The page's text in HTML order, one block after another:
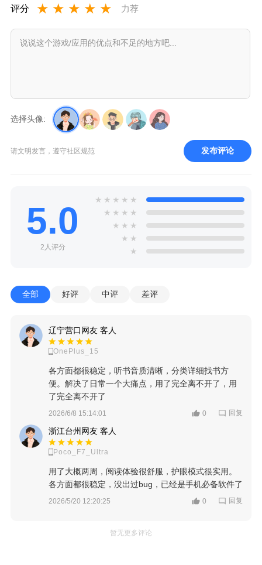
评分 ★ ★ ★ ★ ★ 力荐
选择头像:
请文明发言，遵守社区规范 发布评论
5.0
2人评分
★ ★ ★ ★ ★
★ ★ ★ ★
★ ★ ★
★ ★
★
全部 好评 中评 差评
辽宁营口网友 客人
OnePlus_15
各方面都很稳定，听书音质清晰，分类详细找书方
便。解决了日常一个大痛点，用了完全离不开了，用
了完全离不开了
2026/6/8 15:14:01 0 回复
浙江台州网友 客人
Poco_F7_Ultra
用了大概两周，阅读体验很舒服，护眼模式很实用。
各方面都很稳定，没出过bug，已经是手机必备软件了
2026/5/20 12:20:25 0 回复
暂无更多评论